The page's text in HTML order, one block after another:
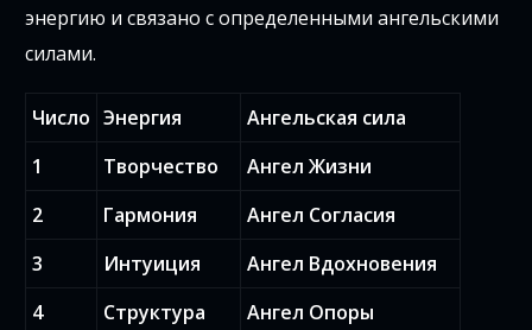
энергию и связано с определенными ангельскими
силами.
Число Энергия
Ангельская сила
1
Творчество
Ангел Жизни
2
Гармония
Ангел Согласия
3
Интуиция
Ангел Вдохновения
4
Структура
Ангел Опоры